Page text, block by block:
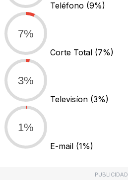
Teléfono (9%)
7%
Corte Total (7%)
3%
Televisíon (3%)
1%
E-mail (1%)
PUBLICIDAD